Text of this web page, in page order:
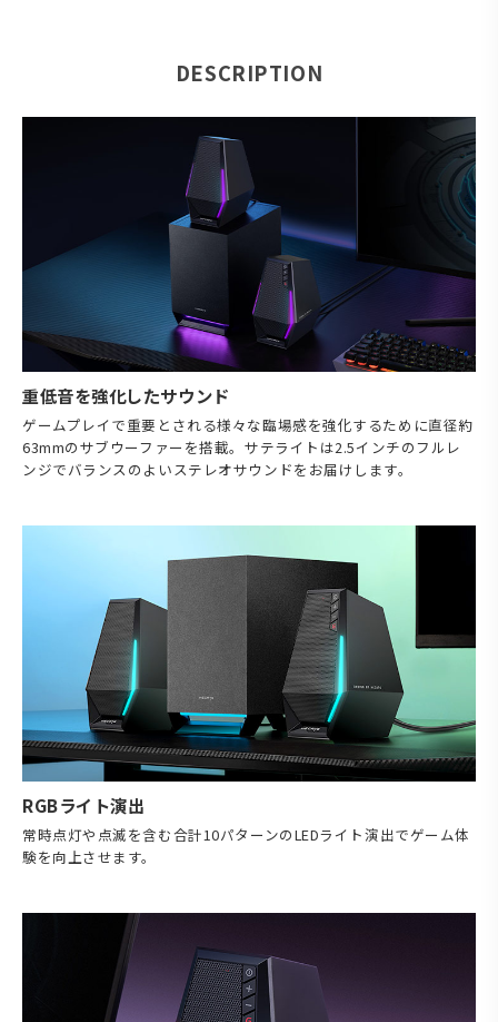
DESCRIPTION
重低音を強化したサウンド
ゲームプレイで重要とされる様々な臨場感を強化するために直径約
63mmのサブウーファーを搭載。サテライトは2.5インチのフルレ
ンジでバランスのよいステレオサウンドをお届けします。
RGBライト演出
常時点灯や点滅を含む合計10パターンのLEDライト演出でゲーム体
験を向上させます。